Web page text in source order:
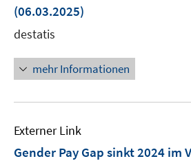
(06.03.2025)
destatis
mehr Informationen
Externer Link
Gender Pay Gap sinkt 2024 im